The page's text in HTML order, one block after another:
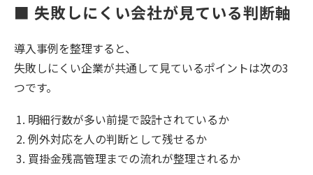
■ 失敗しにくい会社が見ている判断軸
導入事例を整理すると、
失敗しにくい企業が共通して見ているポイントは次の3
つです。
明細行数が多い前提で設計されているか
例外対応を人の判断として残せるか
買掛金残高管理までの流れが整理されるか